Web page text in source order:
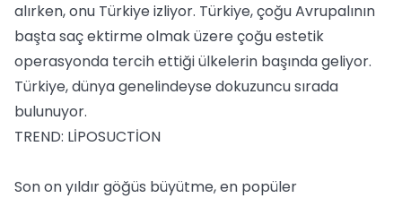
alırken, onu Türkiye izliyor. Türkiye, çoğu Avrupalının
başta saç ektirme olmak üzere çoğu estetik
operasyonda tercih ettiği ülkelerin başında geliyor.
Türkiye, dünya genelindeyse dokuzuncu sırada
bulunuyor.
TREND: LİPOSUCTİON
Son on yıldır göğüs büyütme, en popüler